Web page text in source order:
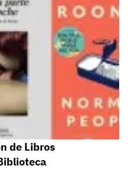
de Libros